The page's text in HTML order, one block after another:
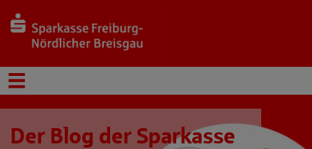
Der Blog der Sparkasse